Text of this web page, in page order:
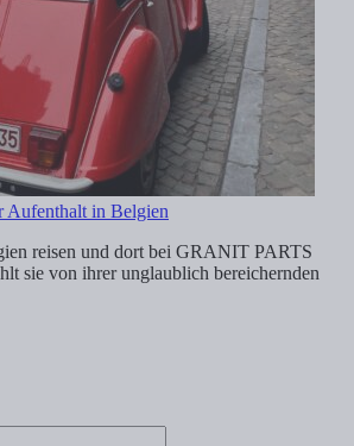
Aufenthalt in Belgien
reisen und dort bei GRANIT PARTS
sie von ihrer unglaublich bereichernden